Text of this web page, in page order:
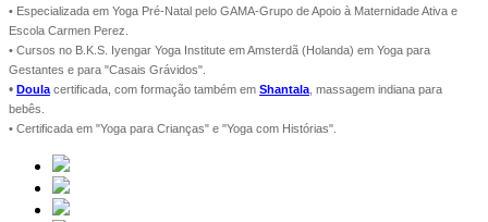
• Especializada em Yoga Pré-Natal pelo GAMA-Grupo de Apoio à Maternidade Ativa e
Escola Carmen Perez.
• Cursos no B.K.S. Iyengar Yoga Institute em Amsterdã (Holanda) em Yoga para
Gestantes e para "Casais Grávidos".
• Doula certificada, com formação também em Shantala , massagem indiana para
bebês.
• Certificada em "Yoga para Crianças" e "Yoga com Histórias".